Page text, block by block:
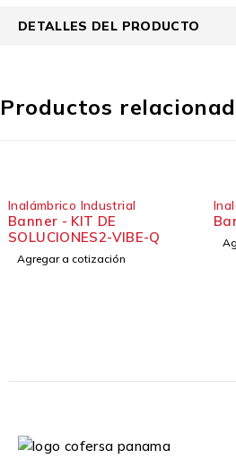
DETALLES DEL PRODUCTO
Productos
Inalámbrico Industrial
Banner - KIT DE
SOLUCIONES2-VIBE-Q
Agregar a cotización